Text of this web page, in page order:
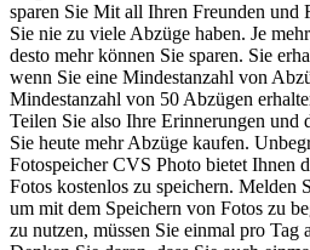
sparen Sie Mit all Ihren Freunden und
Sie nie zu viele Abzüge haben. Je
desto mehr können Sie sparen. Sie
wenn Sie eine Mindestanzahl von
Mindestanzahl von 50 Abzügen
Teilen Sie also Ihre Erinnerungen und
Sie heute mehr Abzüge kaufen.
Fotospeicher CVS Photo bietet Ihnen
Fotos kostenlos zu speichern. Melden
um mit dem Speichern von Fotos zu
zu nutzen, müssen Sie einmal pro